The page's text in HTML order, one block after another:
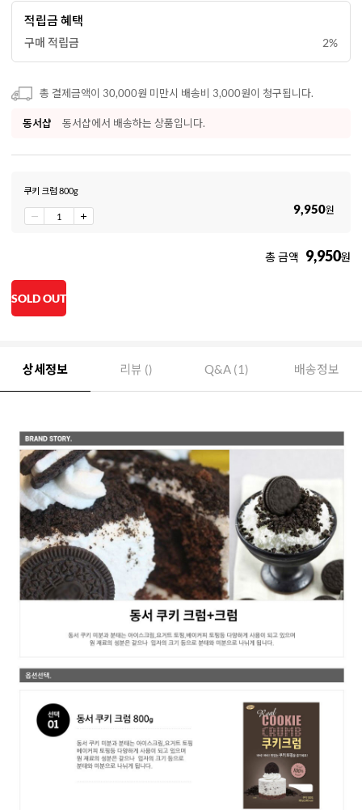
적립금 혜택
구매 적립금 2%
총 결제금액이 30,000원 미만시 배송비 3,000원이 청구됩니다.
동서샵 동서샵에서 배송하는 상품입니다.
쿠키 크럼 800g
9,950원
총 금액 9,950원
SOLD OUT
상세정보 리뷰 () Q&A (1) 배송정보